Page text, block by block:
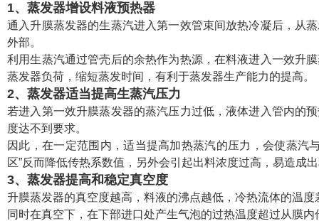
1、蒸发器增设料液预热器
通入升膜蒸发器的生蒸汽进入第一效管束间放热冷凝后，从
外部。
利用生蒸汽通过管壳后的余热作为热源，在料液进入一效升
蒸发器负荷，缩短蒸发时间，有利于蒸发器生产能力的提高。
2、蒸发器适当提高生蒸汽压力
若进入第一效升膜蒸发器的蒸汽压力过低，液体进入管内的
度达不到要求。
因此，在一定范围内，适当提高加热蒸汽的压力，会使蒸汽
区”反而降低传热系数值，另外会引起出料浓度过高，易造成
3、蒸发器提高和稳定真空度
升膜蒸发器的真空度越高，料液的沸点越低，冷热流体的温
同时在真空下，在下部进口处产生气泡的过热温度超过从膜